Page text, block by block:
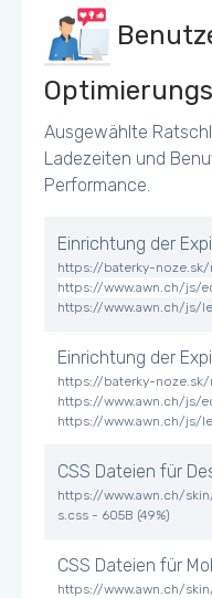
Ausgewählte
Ladezeiten und
Performance.
Einrichtung der
https://baterky-
https://www.awn.ch/js/
https://www.awn.ch/js/
Einrichtung der
https://baterky-
https://www.awn.ch/js/
https://www.awn.ch/js/
CSS Dateien für
https://www.awn.ch/
s.css - 605B (49%)
CSS Dateien für
https://www.awn.ch/